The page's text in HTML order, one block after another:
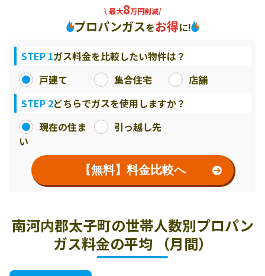
\ 最大8万円削減/
プロパンガスをお得に!
STEP 1ガス料金を比較したい物件は？
戸建て
集合住宅
店舗
STEP 2どちらでガスを使用しますか？
現在の住ま
い
引っ越し先
【無料】料金比較へ
南河内郡太子町の世帯人数別プロパン
ガス料金の平均 （月間）